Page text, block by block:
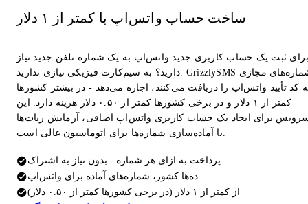
ساخت حساب واتس‌اپ با کمتر از ۱ دلار
ثبت یک حساب کاربری جدید واتس‌اپ به یک شماره تلفن جدید نیاز
دارید؟ به سیم‌کارت فیزیکی نیازی ندارید. GrizzlySMS شماره‌های مجازی
کد تأیید واتس‌اپ را دریافت می‌کنند، اجاره می‌دهد - در بیشتر کشورها
کمتر از ۱ دلار و در برخی کشورها کمتر از ۰.۵۰ دلار هزینه دارد. این
برای ایجاد یک حساب کاربری واتس‌اپ اضافی، آزمایش ربات‌ها
یا آماده‌سازی شماره‌ها برای اتوماسیون عالی است.
پرداخت به ازای هر شماره - بدون نیاز به اشتراک
ده‌ها کشور، شماره‌های آماده برای واتس‌اپ
از کمتر از ۱ دلار (در برخی کشورها کمتر از ۰.۵۰ دلار)